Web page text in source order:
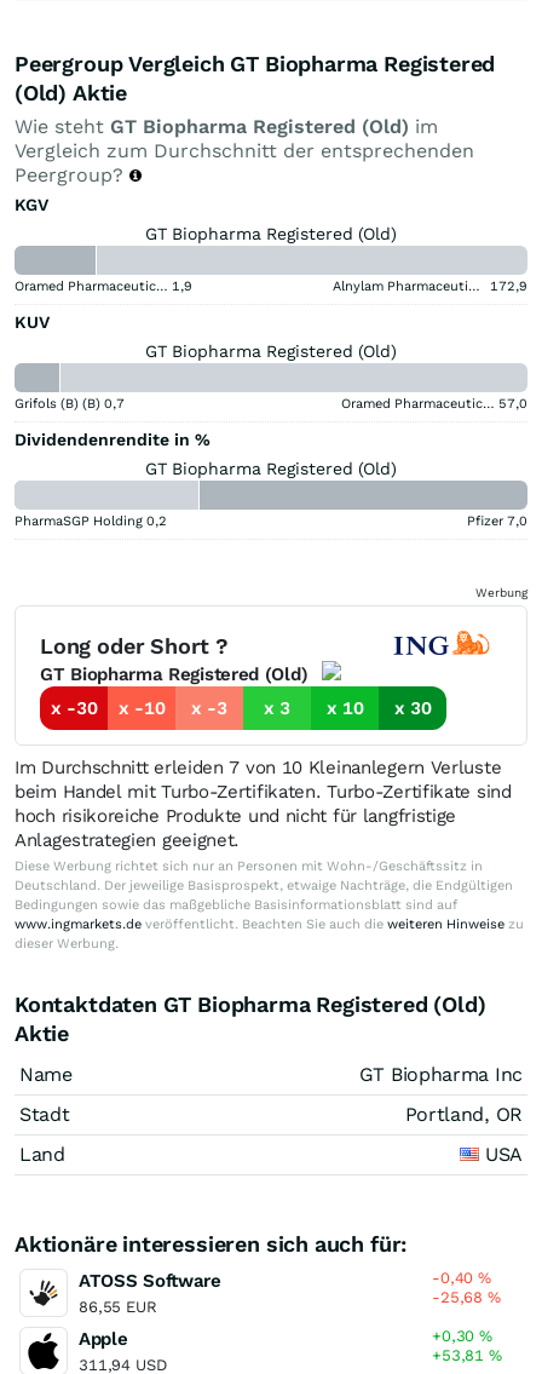
Peergroup Vergleich GT Biopharma Registered
(Old) Aktie
Wie steht GT Biopharma Registered (Old) im
Vergleich zum Durchschnitt der entsprechenden
Peergroup?
KGV
GT Biopharma Registered (Old)
Oramed Pharmaceuticals 1,9 Alnylam Pharmaceuticals 172,9
KUV
GT Biopharma Registered (Old)
Grifols (B) (B) 0,7 Oramed Pharmaceuticals 57,0
Dividendenrendite in %
GT Biopharma Registered (Old)
PharmaSGP Holding 0,2 Pfizer 7,0
Werbung
Long oder Short ?
GT Biopharma Registered (Old)
x -30
x -10 x -3 x 3 x 10 x 30
Im Durchschnitt erleiden 7 von 10 Kleinanlegern Verluste
beim Handel mit Turbo-Zertifikaten. Turbo-Zertifikate sind
hoch risikoreiche Produkte und nicht für langfristige
Anlagestrategien geeignet.
Diese Werbung richtet sich nur an Personen mit Wohn-/Geschäftssitz in
Deutschland. Der jeweilige Basisprospekt, etwaige Nachträge, die Endgültigen
Bedingungen sowie das maßgebliche Basisinformationsblatt sind auf
www.ingmarkets.de veröffentlicht. Beachten Sie auch die weiteren Hinweise zu
dieser Werbung.
Kontaktdaten GT Biopharma Registered (Old)
Aktie
Name
GT Biopharma Inc
Stadt
Portland, OR
Land
USA
Aktionäre interessieren sich auch für:
ATOSS Software
86,55 EUR
-0,40%
-25,68%
Apple
311,94 USD
+0,30%
+53,81%